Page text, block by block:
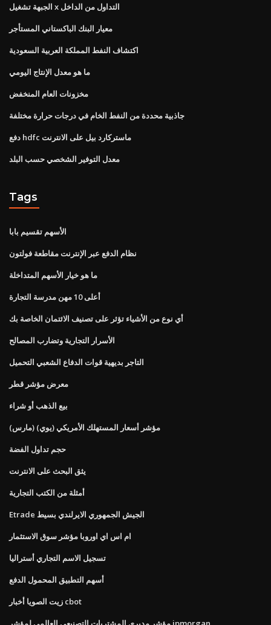
الجبهة تشغيل x التداول من الداخل
معيار البنك الباكستاني المستأجر
اكتشاف النفط المملكة العربية السعودية
ما هو معدل الإنتاج اليومي
مخزونات العام المنخفض
جاذبية محددة من النفط الخام في درجات حرارة مختلفة
دفع hdfc ماستركارد بيل على الانترنت
معدل التوفير الشخصي حسب البلد
Tags
الأسهم تقسيم بابا
نظام الدفع عبر الإنترنت مقاطعة فولتون
ما هو خيار الأسهم المتداخلة
أعلى 10 مهن مدرسة التجارة
أي نوع من الأشياء تؤثر على تصنيف الائتمان الخاصة بك
الأسرار التجارية وتضارب المصالح
التاجر بديهية قوات الدفاع الشعبي التحميل
معرض مؤشر قطر
بيع الذهب أو شراء
مؤشر أسعار المستهلك الأمريكي (يوي) (مارس)
حجم تداول الفضة
يثق البحث على الانترنت
أمثلة من الكتب التجارية
Etrade الجيش الجمهوري الايرلندي بسيط
ام اس اي اوروبا مؤشر سوق الاستثمار
تسجيل الاسم التجاري أستراليا
أسهم التطبيق المحمول الدفع
زيت الصويا أخبار cbot